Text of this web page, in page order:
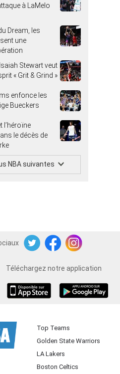
à LaMelo
Dream, les
une
Stewart veut
« Grit & Grind »
enfonce les
Bueckers
l’héroïne
le décès de
NBA suivantes
FacebookInstagram
Téléchargez notre application
Top Teams
Golden State Warriors
LA Lakers
Boston Celtics